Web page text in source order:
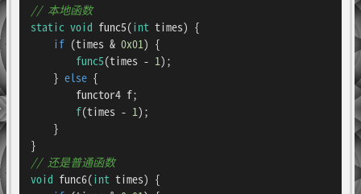
// 本地函数
static void func5(int times) {
if (times & 0x01) {
func5(times - 1);
    }
else {
        functor4 f;
f(times - 1);
    }
// 还是普通函数
void func6(int times) {